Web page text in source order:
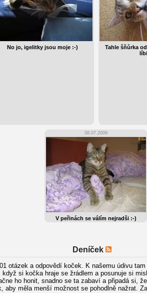
No jo, igelitky jsou moje :-)
Tahle šňůrka
08.07.2009
V peřinách se válím nejradši :-)
Deníček
otázek a odpovědí koček. K našemu údivu
si kočka hraje se žrádlem a posunuje si
ho honit, snadno se ta zabaví a připadá si,
aby měla menší možnost se pohodlně nažrat.